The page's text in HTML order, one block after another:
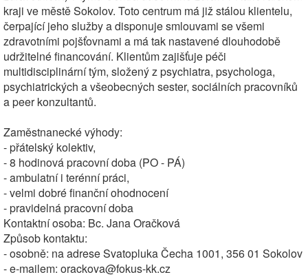
kraji ve městě Sokolov. Toto centrum má již stálou klientelu,
čerpající jeho služby a disponuje smlouvami se všemi
zdravotními pojšťovnami a má tak nastavené dlouhodobě
udržitelné financování. Klientům zajišťuje péči
multidisciplinární tým, složený z psychiatra, psychologa,
psychiatrických a všeobecných sester, sociálních pracovníků
a peer konzultantů.
Zaměstnanecké výhody:
- přátelský kolektiv,
- 8 hodinová pracovní doba (PO - PÁ)
- ambulatní i terénní práci,
- velmi dobré finanční ohodnocení
- pravidelná pracovní doba
Kontaktní osoba: Bc. Jana Oračková
Způsob kontaktu:
- osobně: na adrese Svatopluka Čecha 1001, 356 01 Sokolov
- e-mailem: orackova@fokus-kk.cz